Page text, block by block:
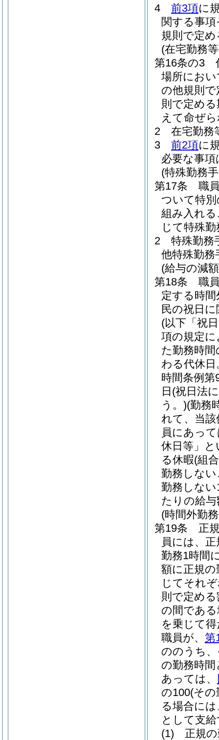
4
前3項に
関する事
規則で定め
(在宅勤務
第16条の3
場所にお
の他規則
則で定め
えて命ぜ
2
在宅勤務
3
前2項に
必要な事
(特殊勤務
第17条
職
ついて特
組み入れ
じて特殊
2
特殊勤務
他特殊勤
(給与の減
第18条
職
定する時
民の祝日
(以下「祝
項の規定
た勤務時
わる代休
時間条例
日 (祝日法
う。)(勤務
れて、当
員にあっ
休日等」と
る休暇(組
勤務しな
勤務しな
たりの給
(時間外勤
第19条
正
員には、
勤務1時間
額に正規
じてそれ
則で定める
の間であ
を乗じて
職員が、 第
ののうち
の勤務時
あっては、
の100(その
る場合に
として支
(1)
正規